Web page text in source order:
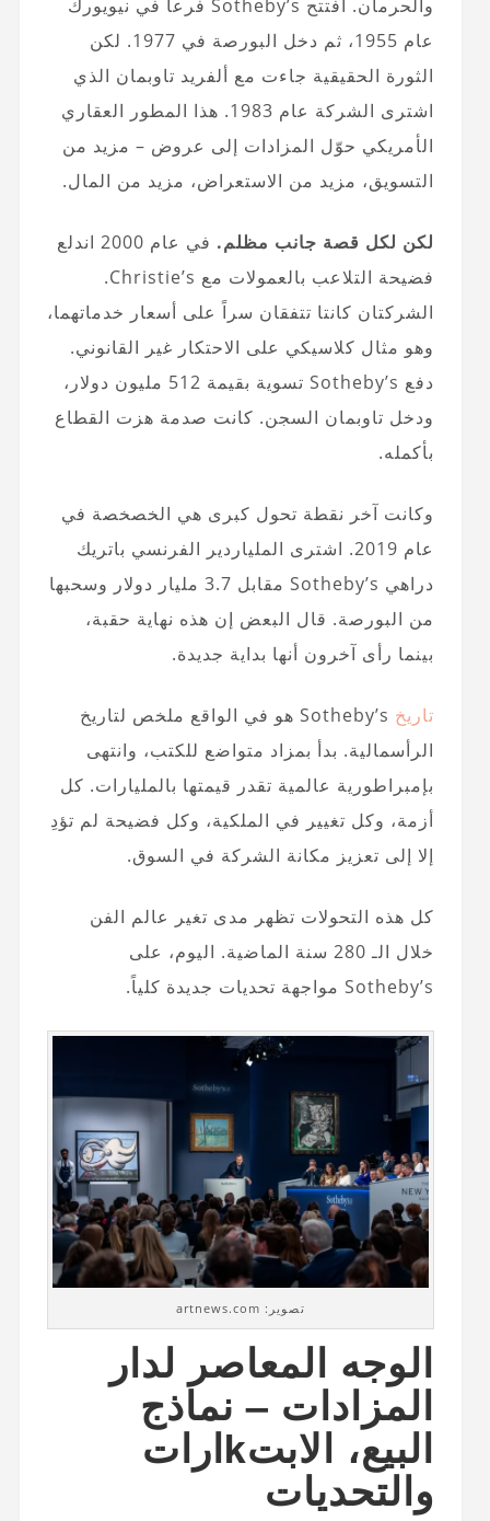
والحرمان. افتتح Sotheby’s فرعاً في نيويورك
عام 1955، ثم دخل البورصة في 1977. لكن
الثورة الحقيقية جاءت مع ألفريد تاوبمان الذي
اشترى الشركة عام 1983. هذا المطور العقاري
الأمريكي حوّل المزادات إلى عروض – مزيد من
التسويق، مزيد من الاستعراض، مزيد من المال.
لكن لكل قصة جانب مظلم.
في عام 2000 اندلع
فضيحة التلاعب بالعمولات مع Christie’s.
الشركتان كانتا تتفقان سراً على أسعار خدماتهما،
وهو مثال كلاسيكي على الاحتكار غير القانوني.
دفع Sotheby’s تسوية بقيمة 512 مليون دولار،
ودخل تاوبمان السجن. كانت صدمة هزت القطاع
بأكمله.
وكانت آخر نقطة تحول كبرى هي الخصخصة في
عام 2019. اشترى الملياردير الفرنسي باتريك
دراهي Sotheby’s مقابل 3.7 مليار دولار وسحبها
من البورصة. قال البعض إن هذه نهاية حقبة،
بينما رأى آخرون أنها بداية جديدة.
تاريخ
Sotheby’s هو في الواقع ملخص لتاريخ
الرأسمالية. بدأ بمزاد متواضع للكتب، وانتهى
بإمبراطورية عالمية تقدر قيمتها بالمليارات. كل
أزمة، وكل تغيير في الملكية، وكل فضيحة لم تؤدِ
إلا إلى تعزيز مكانة الشركة في السوق.
كل هذه التحولات تظهر مدى تغير عالم الفن
خلال الـ 280 سنة الماضية. اليوم، على
Sotheby’s مواجهة تحديات جديدة كلياً.
تصوير: artnews.com
الوجه المعاصر لدار
المزادات – نماذج
البيع، الابتkارات
والتحديات